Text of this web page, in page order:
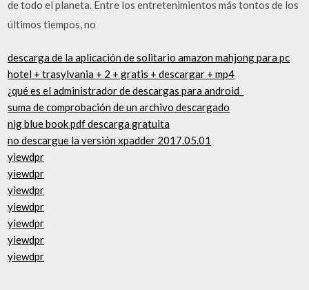
de todo el planeta. Entre los entretenimientos más tontos de los
últimos tiempos, no
descarga de la aplicación de solitario amazon mahjong para pc
hotel + trasylvania + 2 + gratis + descargar + mp4
¿qué es el administrador de descargas para android_
suma de comprobación de un archivo descargado
nig blue book pdf descarga gratuita
no descargue la versión xpadder 2017.05.01
yiewdpr
yiewdpr
yiewdpr
yiewdpr
yiewdpr
yiewdpr
yiewdpr